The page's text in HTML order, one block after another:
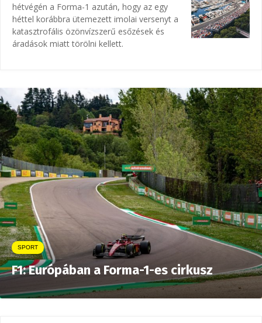
hétvégén a Forma-1 azután, hogy az egy
héttel korábbra ütemezett imolai versenyt a
katasztrofális özönvízszerű esőzések és
áradások miatt törölni kellett.
SPORT
F1: Európában a Forma-1-es cirkusz